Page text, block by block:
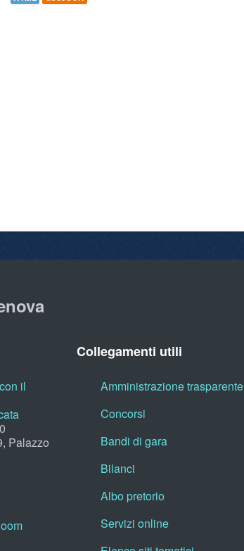
il
Palazzo
Collegamenti utili
Amministrazione trasparente
Concorsi
Bandi di gara
Bilanci
Albo pretorio
Servizi online